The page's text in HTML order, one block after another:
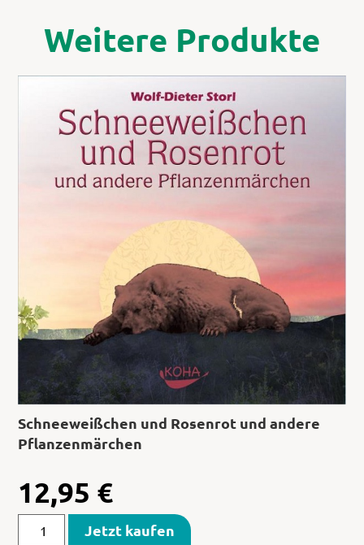
Weitere Produkte
Schneeweißchen und Rosenrot und andere
Pflanzenmärchen
12,95 €
Jetzt kaufen